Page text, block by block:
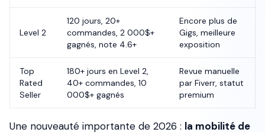
Level 2
120 jours, 20+
commandes, 2 000$+
gagnés, note 4.6+
Encore plus de
Gigs, meilleure
exposition
Top
Rated
Seller
180+ jours en Level 2,
40+ commandes, 10
000$+ gagnés
Revue manuelle
par Fiverr, statut
premium
Une nouveauté importante de 2026 : la mobilité de